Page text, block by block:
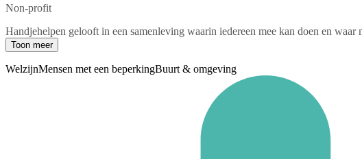
Non-profit
Handjehelpen gelooft in een samenleving waarin iedereen mee kan doen en
Toon meer
WelzijnMensen met een beperkingBuurt & omgeving